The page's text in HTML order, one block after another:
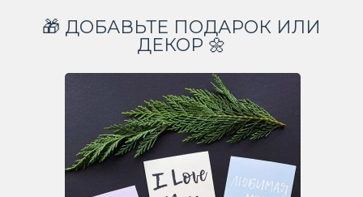
🎁 ДОБАВЬТЕ ПОДАРОК ИЛИ
ДЕКОР 🌼